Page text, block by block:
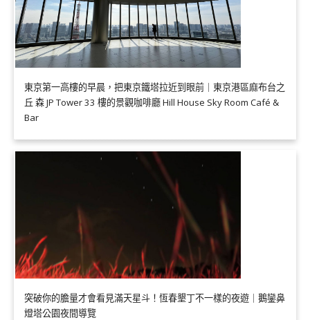
東京第一高樓的早晨，把東京鐵塔拉近到眼前｜東京港區麻布台之
丘 森 JP Tower 33 樓的景觀咖啡廳 Hill House Sky Room Café &
Bar
突破你的膽量才會看見滿天星斗！恆春墾丁不一樣的夜遊｜鵝鑾鼻
燈塔公園夜間導覽